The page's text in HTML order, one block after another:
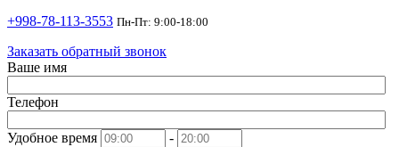
+998-78-113-3553 Пн-Пт: 9:00-18:00
Заказать обратный звонок
Ваше имя
Телефон
Удобное время
-